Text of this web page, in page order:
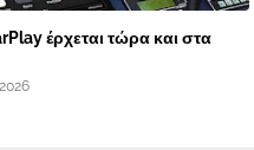
έρχεται τώρα και στα